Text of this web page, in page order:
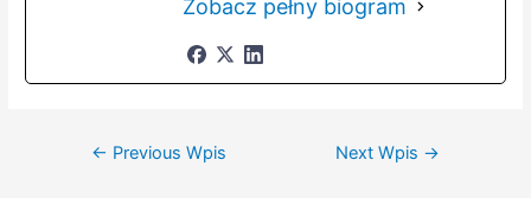
Zobacz pełny biogram
Nawigacja
← Previous Wpis Next Wpis →